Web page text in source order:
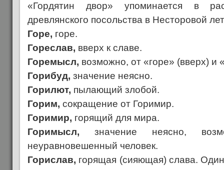
«Гордятин двор» упоминается в
древлянского посольства в Несторовой
Горе, горе.
Гореслав, вверх к славе.
Горемысл, возможно, от «горе» (вверх) и
Горибуд, значение неясно.
Горилют, пылающий злобой.
Горим, сокращение от Горимир.
Горимир, горящий для мира.
Горимысл, значение неясно,
неуравновешенный человек.
Горислав, горящая (сияющая) слава. Один